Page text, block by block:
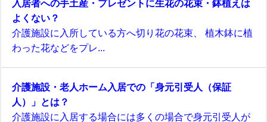
入居者への手土産・プレゼントに生花の花束・鉢植えは
よくない？
介護施設に入所している方へ切り花の花束、 植木鉢に植
わった花などをプレ...
介護施設・老人ホーム入居での「身元引受人（保証
人）」とは？
介護施設に入居する場合には多くの場合で身元引受人が